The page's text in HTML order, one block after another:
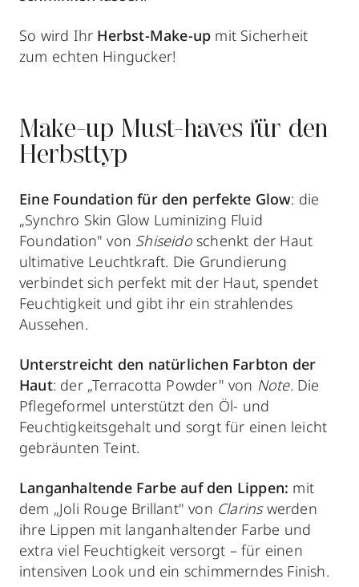
So wird Ihr Herbst-Make-up mit Sicherheit
zum echten Hingucker!
Make-up Must-haves für den
Herbsttyp
Eine Foundation für den perfekte Glow: die
„Synchro Skin Glow Luminizing Fluid
Foundation" von Shiseidoschenkt der Haut
ultimative Leuchtkraft. Die Grundierung
verbindet sich perfekt mit der Haut, spendet
Feuchtigkeit und gibt ihr ein strahlendes
Aussehen.
Unterstreicht den natürlichen Farbton der
Haut: der „Terracotta Powder" von Note. Die
Pflegeformel unterstützt den Öl- und
Feuchtigkeitsgehalt und sorgt für einen leicht
gebräunten Teint.
Langanhaltende Farbe auf den Lippen: mit
dem „Joli Rouge Brillant" von Clarinswerden
ihre Lippen mit langanhaltender Farbe und
extra viel Feuchtigkeit versorgt – für einen
intensiven Look und ein schimmerndes Finish.